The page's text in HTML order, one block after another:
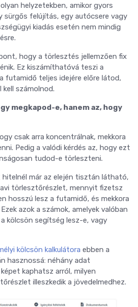
helyzetekben, amikor gyors
sürgős felújítás, egy autócsere vagy
kiadás esetén nem mindig
hogy a törlesztés jellemzően fix
Ez kiszámíthatóvá teszi a
futamidő teljes idejére előre látod,
kell számolnod.
megkapod-e, hanem az, hogy
csak arra koncentrálnak, mekkora
Pedig a valódi kérdés az, hogy ezt
tudod-e törleszteni.
már az elején tisztán látható,
törlesztőrészlet, mennyit fizetsz
hosszú lesz a futamidő, és mekkora
azok a számok, amelyek valóban
kölcsön segítség lesz-e, vagy
kölcsön kalkulátora ebben a
hasznossá: néhány adat
kaphatsz arról, milyen
illeszkedik a jövedelmedhez.